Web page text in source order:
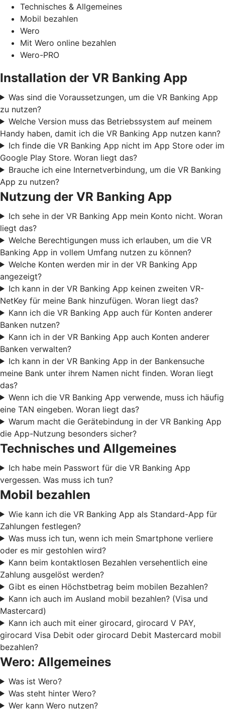
Technisches & Allgemeines
Mobil bezahlen
Wero
Mit Wero online bezahlen
Wero-PRO
Installation der VR Banking App
Was sind die Voraussetzungen, um die VR Banking App
zu nutzen?
Welche Version muss das Betriebssystem auf meinem
Handy haben, damit ich die VR Banking App nutzen kann?
Ich finde die VR Banking App nicht im App Store oder im
Google Play Store. Woran liegt das?
Brauche ich eine Internetverbindung, um die VR Banking
App zu nutzen?
Nutzung der VR Banking App
Ich sehe in der VR Banking App mein Konto nicht. Woran
liegt das?
Welche Berechtigungen muss ich erlauben, um die VR
Banking App in vollem Umfang nutzen zu können?
Welche Konten werden mir in der VR Banking App
angezeigt?
Ich kann in der VR Banking App keinen zweiten VR-
NetKey für meine Bank hinzufügen. Woran liegt das?
Kann ich die VR Banking App auch für Konten anderer
Banken nutzen?
Kann ich in der VR Banking App auch Konten anderer
Banken verwalten?
Ich kann in der VR Banking App in der Bankensuche
meine Bank unter ihrem Namen nicht finden. Woran liegt
das?
Wenn ich die VR Banking App verwende, muss ich häufig
eine TAN eingeben. Woran liegt das?
Warum macht die Gerätebindung in der VR Banking App
die App-Nutzung besonders sicher?
Technisches und Allgemeines
Ich habe mein Passwort für die VR Banking App
vergessen. Was muss ich tun?
Mobil bezahlen
Wie kann ich die VR Banking App als Standard-App für
Zahlungen festlegen?
Was muss ich tun, wenn ich mein Smartphone verliere
oder es mir gestohlen wird?
Kann beim kontaktlosen Bezahlen versehentlich eine
Zahlung ausgelöst werden?
Gibt es einen Höchstbetrag beim mobilen Bezahlen?
Kann ich auch im Ausland mobil bezahlen? (Visa und
Mastercard)
Kann ich auch mit einer girocard, girocard V PAY,
girocard Visa Debit oder girocard Debit Mastercard mobil
bezahlen?
Wero: Allgemeines
Was ist Wero?
Was steht hinter Wero?
Wer kann Wero nutzen?